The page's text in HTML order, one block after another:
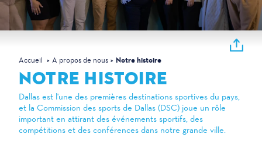
Accueil A propos de nous Notre histoire
NOTRE HISTOIRE
Dallas est l'une des premières destinations sportives du pays,
et la Commission des sports de Dallas (DSC) joue un rôle
important en attirant des événements sportifs, des
compétitions et des conférences dans notre grande ville.